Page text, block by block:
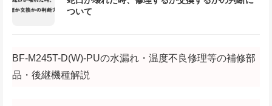
ついて
BF-M245T-D(W)-PUの水漏れ・温度不良修理等の補修部
品・後継機種解説